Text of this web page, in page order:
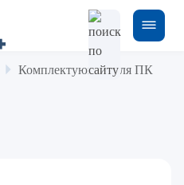
Комплектующие для ПК